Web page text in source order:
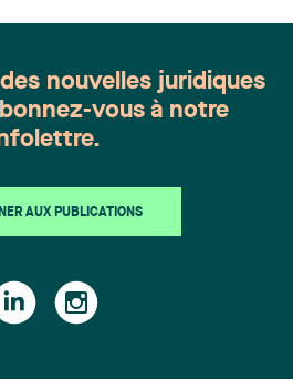
nouvelles juridiques
vous à notre
AUX PUBLICATIONS